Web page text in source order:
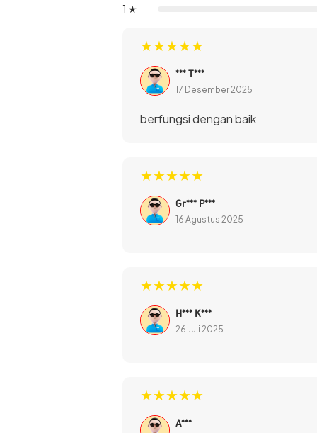
1 ★
★★★★★
*** T***
17 Desember 2025
berfungsi dengan baik
★★★★★
Gr*** P***
16 Agustus 2025
★★★★★
H*** K***
26 Juli 2025
★★★★★
A***